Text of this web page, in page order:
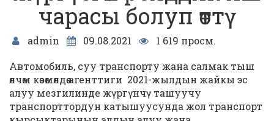
чарасы болуп өттү
admin 09.08.2021
1 619 просм.
Автомобиль, суу транспорту жана салмак тыш
өлчөм көзөмөлдөө агенттиги 2021-жылдын жайкы эс
алуу мезгилинде жүргүнчү ташуучу
транспорттордун катышуусунда жол транспорт